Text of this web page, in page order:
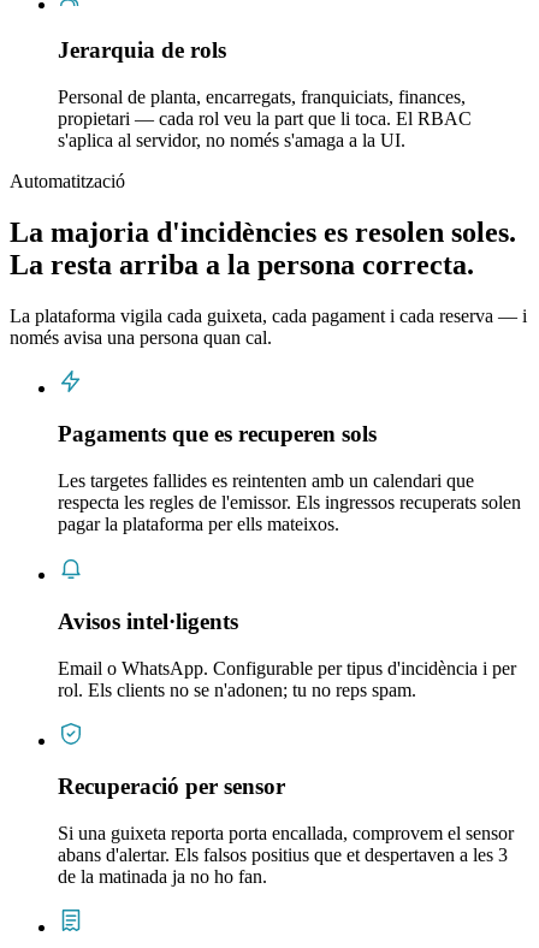
Jerarquia de rols
Personal de planta, encarregats, franquiciats, finances,
propietari — cada rol veu la part que li toca. El RBAC
s'aplica al servidor, no només s'amaga a la UI.
Automatització
La majoria d'incidències es resolen soles.
La resta arriba a la persona correcta.
La plataforma vigila cada guixeta, cada pagament i cada reserva — i
només avisa una persona quan cal.
Pagaments que es recuperen sols
Les targetes fallides es reintenten amb un calendari que
respecta les regles de l'emissor. Els ingressos recuperats solen
pagar la plataforma per ells mateixos.
Avisos intel·ligents
Email o WhatsApp. Configurable per tipus d'incidència i per
rol. Els clients no se n'adonen; tu no reps spam.
Recuperació per sensor
Si una guixeta reporta porta encallada, comprovem el sensor
abans d'alertar. Els falsos positius que et despertaven a les 3
de la matinada ja no ho fan.